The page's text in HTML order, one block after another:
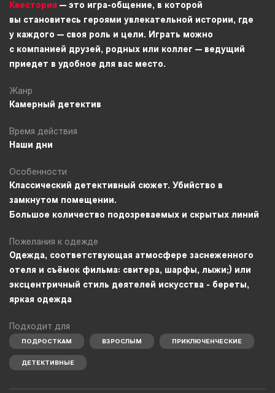
Квестория — это игра-общение, в которой
вы становитесь героями увлекательной истории, где
у каждого — своя роль и цели. Играть можно
с компанией друзей, родных или коллег — ведущий
приедет в удобное для вас место.
Жанр
Камерный детектив
Время действия
Наши дни
Особенности
Классический детективный сюжет. Убийство в
замкнутом помещении.
Большое количество подозреваемых и скрытых линий
Пожелания к одежде
Одежда, соответствующая атмосфере заснеженного
отеля и съёмок фильма: свитера, шарфы, лыжи;) или
эксцентричный стиль деятелей искусства - береты,
яркая одежда
Подходит для
ПОДРОСТКАМ ВЗРОСЛЫМ ПРИКЛЮЧЕНЧЕСКИЕ
ДЕТЕКТИВНЫЕ